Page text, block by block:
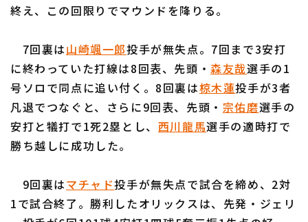
運営会社（別ウィンドウで開く） よくある質問
終え、この回限りでマウンドを降りる。
7回裏は山崎颯一郎投手が無失点。7回まで3安打
に終わっていた打線は8回表、先頭・森友哉選手の1
号ソロで同点に追い付く。8回裏は椋木蓮投手が3者
凡退でつなぐと、さらに9回表、先頭・ 宗佑磨選手の
安打と犠打で1死2塁とし、 西川龍馬選手の適時打で
勝ち越しに成功した。
9回裏はマチャド投手が無失点で試合を締め、2対
1で試合終了。勝利したオリックスは、先発・ジェリ